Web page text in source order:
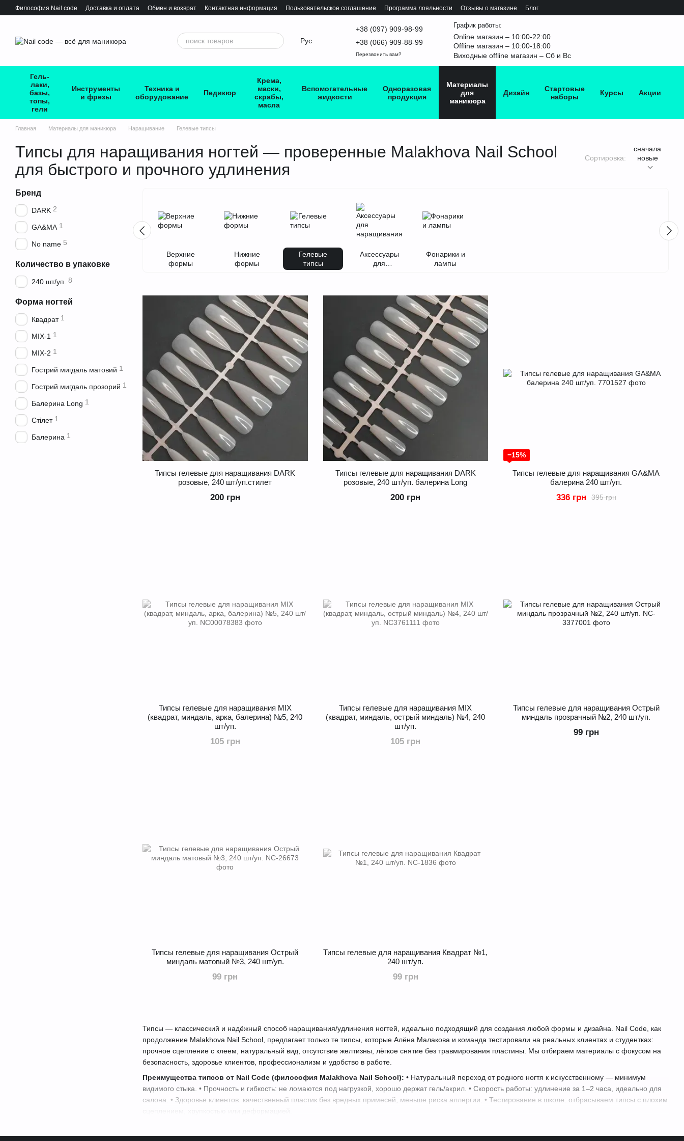
Перейти к основному контенту
Философия Nail сode Доставка и оплата Обмен и возврат Контактная информация Пользовательское соглашение Программа лояльности Отзывы о магазине Блог
Рус
+38 (097) 909-98-99
+38 (066) 909-88-99
Перезвонить вам?
График работы:
Online магазин – 10:00-22:00
Offline магазин – 10:00-18:00
Виходные offline магазин – Сб и Вс
Гель-
лаки,
базы,
топы,
гели
Инструменты
и фрезы
Техника и
оборудование
Педикюр
Крема,
маски,
скрабы,
масла
Вспомогательные
жидкости
Одноразовая
продукция
Материалы
для
маникюра
Дизайн
Стартовые
наборы
Курсы Акции
Главная Материалы для маникюра Наращивание Гелевые типсы
Типсы для наращивания ногтей — проверенные Malakhova Nail School
для быстрого и прочного удлинения
Сортировка:
сначала
новые
Верхние
формы
Нижние
формы
Гелевые
типсы
Аксессуары
для
Фонарики и
лампы
Типсы — классический и надёжный способ наращивания/удлинения ногтей, идеально подходящий для создания любой формы и дизайна. Nail Code, как
продолжение Malakhova Nail School, предлагает только те типсы, которые Алёна Малакова и команда тестировали на реальных клиентах и студентках:
прочное сцепление с клеем, натуральный вид, отсутствие желтизны, лёгкое снятие без травмирования пластины. Мы отбираем материалы с фокусом на
безопасность, здоровье клиентов, профессионализм и удобство в работе.
Преимущества типсов от Nail Code (философия Malakhova Nail School): • Натуральный переход от родного ногтя к искусственному — минимум
видимого стыка. • Прочность и гибкость: не ломаются под нагрузкой, хорошо держат гель/акрил. • Скорость работы: удлинение за 1–2 часа, идеально для
салона. • Здоровье клиентов: качественный пластик без вредных примесей, меньше риска аллергии. • Тестирование в школе: отбрасываем типсы с плохим
Типсы гелевые для наращивания DARK
розовые, 240 шт/уп.стилет
200 грн
Типсы гелевые для наращивания DARK
розовые, 240 шт/уп. балерина Long
200 грн
−15%
Типсы гелевые для наращивания GA&MA
балерина 240 шт/уп.
395 грн
336 грн
Типcы гелевые для наращивания MIX
(квадрат, миндаль, арка, балерина) №5, 240
шт/уп.
105 грн
Типcы гелевые для наращивания MIX
(квадрат, миндаль, острый миндаль) №4, 240
шт/уп.
105 грн
Типcы гелевые для наращивания Острый
миндаль прозрачный №2, 240 шт/уп.
99 грн
Типcы гелевые для наращивания Острый
миндаль матовый №3, 240 шт/уп.
99 грн
Типcы гелевые для наращивания Квадрат №1,
240 шт/уп.
99 грн
Бренд
DARK 2
GA&MA 1
No name 5
Количество в упаковке
240 шт/уп. 8
Форма ногтей
Квадрат 1
MIX-1 1
MIX-2 1
Гострий мигдаль матовий 1
Гострий мигдаль прозорий 1
Балерина Long 1
Стілет 1
Балерина 1